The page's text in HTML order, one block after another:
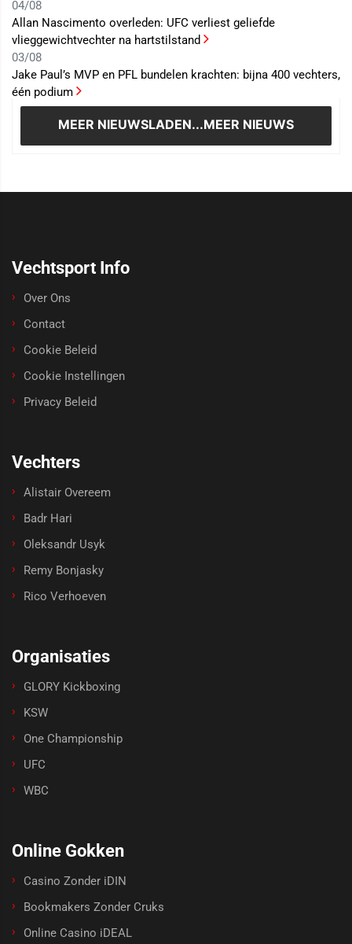
04/08
Allan Nascimento overleden: UFC verliest geliefde
vlieggewichtvechter na hartstilstand
03/08
Jake Paul’s MVP en PFL bundelen krachten: bijna 400 vechters,
één podium
MEER NIEUWSLADEN...MEER NIEUWS
Vechtsport Info
Over Ons
Contact
Cookie Beleid
Cookie Instellingen
Privacy Beleid
Vechters
Alistair Overeem
Badr Hari
Oleksandr Usyk
Remy Bonjasky
Rico Verhoeven
Organisaties
GLORY Kickboxing
KSW
One Championship
UFC
WBC
Online Gokken
Casino Zonder iDIN
Bookmakers Zonder Cruks
Online Casino iDEAL